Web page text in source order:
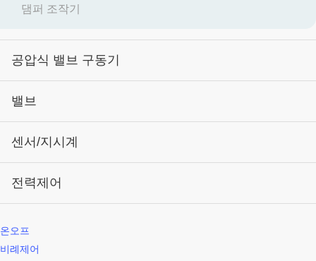
댐퍼 조작기
공압식 밸브 구동기
밸브
센서/지시계
전력제어
온오프
비례제어